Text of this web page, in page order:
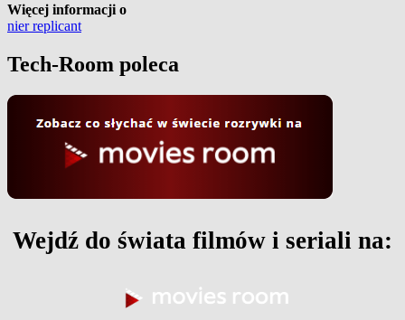
Więcej informacji o
nier replicant
Tech-Room poleca
Wejdź do świata filmów i seriali na: